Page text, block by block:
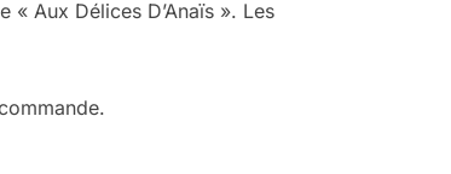
Aux Délices D’Anaïs ». Les